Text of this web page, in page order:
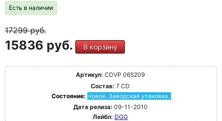
Есть в наличии
17299руб.
15836 руб. В корзину
Артикул: CDVP 065209
Состав: 7 CD
Состояние: Новое. Заводская упаковка.
Дата релиза: 09-11-2010
Лейбл: DGG